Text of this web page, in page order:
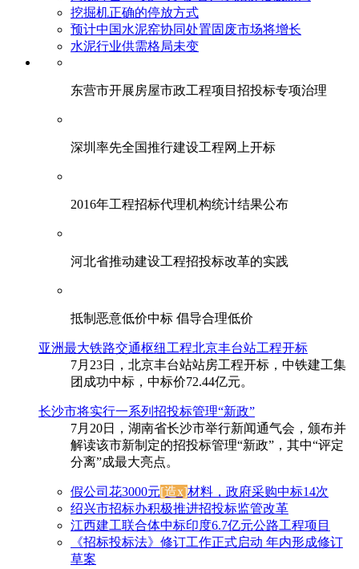
挖掘机正确的停放方式
预计中国水泥窑协同处置固废市场将增长
水泥行业供需格局未变
东营市开展房屋市政工程项目招投标专项治理
深圳率先全国推行建设工程网上开标
2016年工程招标代理机构统计结果公布
河北省推动建设工程招投标改革的实践
抵制恶意低价中标 倡导合理低价
亚洲最大铁路交通枢纽工程北京丰台站工程开标
7月23日，北京丰台站站房工程开标，中铁建工集
团成功中标，中标价72.44亿元。
长沙市将实行一系列招投标管理“新政”
7月20日，湖南省长沙市举行新闻通气会，颁布并
解读该市新制定的招投标管理“新政”，其中“评定
分离”成最大亮点。
假公司花3000元[造x]材料，政府采购中标14次
绍兴市招标办积极推进招投标监管改革
江西建工联合体中标印度6.7亿元公路工程项目
《招标投标法》修订工作正式启动 年内形成修订
草案